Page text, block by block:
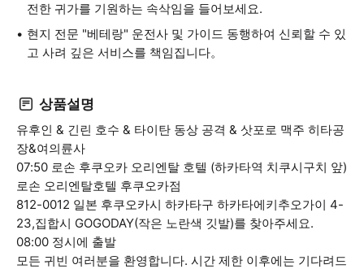
전한 귀가를 기원하는 속삭임을 들어보세요.
현지 전문 "베테랑" 운전사 및 가이드 동행하여 신뢰할 수 있
고 사려 깊은 서비스를 책임집니다。
상품설명
유후인 & 긴린 호수 & 타이탄 동상 공격 & 삿포로 맥주 히타공
장&여의륜사
07:50 로손 후쿠오카 오리엔탈 호텔 (하카타역 치쿠시구치 앞)
로손 오리엔탈호텔 후쿠오카점
812-0012 일본 후쿠오카시 하카타구 하카타에키추오가이 4-
23,집합시 GOGODAY(작은 노란색 깃발)를 찾아주세요.
08:00 정시에 출발
모든 귀빈 여러분을 환영합니다. 시간 제한 이후에는 기다려드